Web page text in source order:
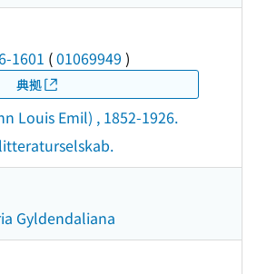
1601 (01069949 )
典拠
Louis Emil) , 1852-1926.
Gyldendaliana